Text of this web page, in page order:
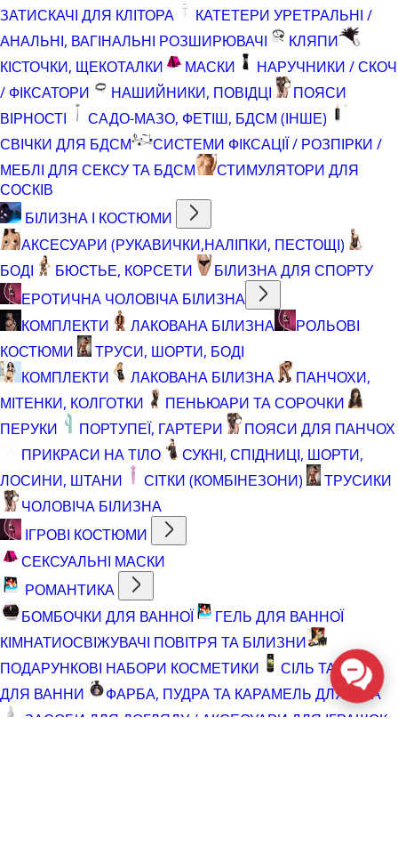
ЗАТИСКАЧІ ДЛЯ КЛІТОРА
КАТЕТЕРИ УРЕТРАЛЬНІ /
АНАЛЬНІ, ВАГІНАЛЬНІ РОЗШИРЮВАЧІ
КЛЯПИ
КІСТОЧКИ, ЩЕКОТАЛКИ
МАСКИ
НАРУЧНИКИ / СКОЧ
/ ФІКСАТОРИ
НАШИЙНИКИ, ПОВІДЦІ
ПОЯСИ
ВІРНОСТІ
САДО-МАЗО, ФЕТІШ, БДСМ (ІНШЕ)
СВІЧКИ ДЛЯ БДСМ
СИСТЕМИ ФІКСАЦІЇ / РОЗПІРКИ /
МЕБЛІ ДЛЯ СЕКСУ ТА БДСМ
СТИМУЛЯТОРИ ДЛЯ
СОСКІВ
БІЛИЗНА І КОСТЮМИ
АКСЕСУАРИ (РУКАВИЧКИ,НАЛІПКИ, ПЕСТОЩІ)
БОДІ
БЮСТЬЕ, КОРСЕТИ
БІЛИЗНА ДЛЯ СПОРТУ
ЕРОТИЧНА ЧОЛОВІЧА БІЛИЗНА
КОМПЛЕКТИ
ЛАКОВАНА БІЛИЗНА
РОЛЬОВІ
КОСТЮМИ
ТРУСИ, ШОРТИ, БОДІ
КОМПЛЕКТИ
ЛАКОВАНА БІЛИЗНА
ПАНЧОХИ,
МІТЕНКИ, КОЛГОТКИ
ПЕНЬЮАРИ ТА СОРОЧКИ
ПЕРУКИ
ПОРТУПЕЇ, ГАРТЕРИ
ПОЯСИ ДЛЯ ПАНЧОХ
ПРИКРАСИ НА ТІЛО
СУКНІ, СПІДНИЦІ, ШОРТИ,
ЛОСИНИ, ШТАНИ
СІТКИ (КОМБІНЕЗОНИ)
ТРУСИКИ
ЧОЛОВІЧА БІЛИЗНА
ІГРОВІ КОСТЮМИ
СЕКСУАЛЬНІ МАСКИ
РОМАНТИКА
БОМБОЧКИ ДЛЯ ВАННОЇ
ГЕЛЬ ДЛЯ ВАННОЇ
КІМНАТИОСВІЖУВАЧІ ПОВІТРЯ ТА БІЛИЗНИ
ПОДАРУНКОВІ НАБОРИ КОСМЕТИКИ
СІЛЬ ТА ПІНА
ДЛЯ ВАННИ
ФАРБА, ПУДРА ТА КАРАМЕЛЬ ДЛЯ ТІЛА
ЗАСОБИ ДЛЯ ДОГЛЯДУ / АКСЕСУАРИ ДЛЯ ІГРАШОК